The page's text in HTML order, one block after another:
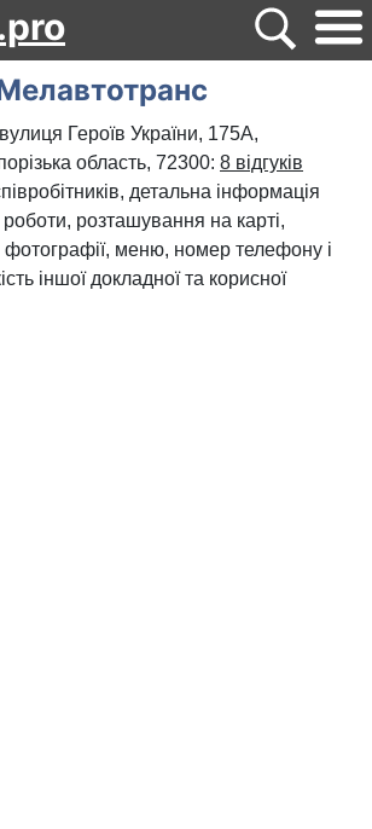
Героїв України, 175А,
область, 72300: 8 відгуків
детальна інформація
розташування на карті,
фотографії, меню, номер телефону і
іншої докладної та корисної